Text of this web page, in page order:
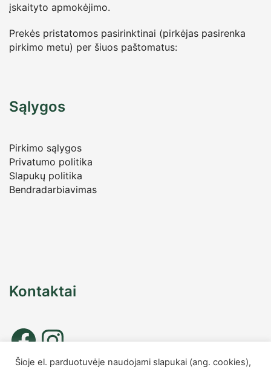
įskaityto apmokėjimo.
Prekės pristatomos pasirinktinai (pirkėjas pasirenka
pirkimo metu) per šiuos paštomatus:
Sąlygos
Pirkimo sąlygos
Privatumo politika
Slapukų politika
Bendradarbiavimas
Kontaktai
Šioje el. parduotuvėje naudojami slapukai (ang. cookies),